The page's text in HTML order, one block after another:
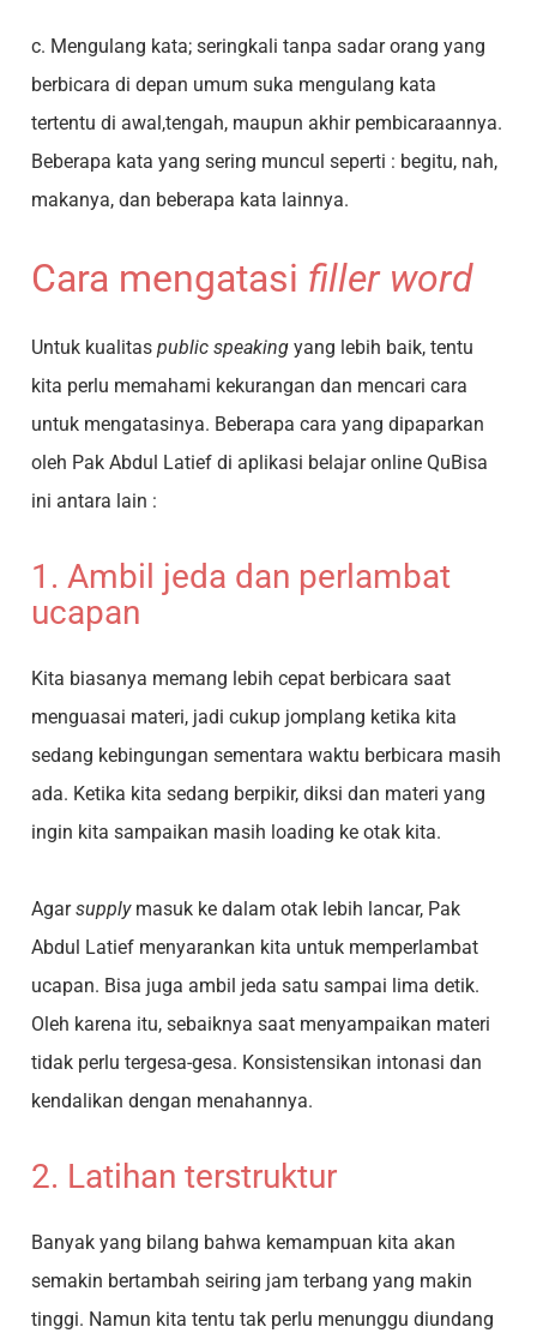
c. Mengulang kata; seringkali tanpa sadar orang yang
berbicara di depan umum suka mengulang kata
tertentu di awal,tengah, maupun akhir pembicaraannya.
Beberapa kata yang sering muncul seperti : begitu, nah,
makanya, dan beberapa kata lainnya.
Cara mengatasi filler word
Untuk kualitaspublic speaking yang lebih baik, tentu
kita perlu memahami kekurangan dan mencari cara
untuk mengatasinya. Beberapa cara yang dipaparkan
oleh Pak Abdul Latief di aplikasi belajar online QuBisa
ini antara lain :
1. Ambil jeda dan perlambat
ucapan
Kita biasanya memang lebih cepat berbicara saat
menguasai materi, jadi cukup jomplang ketika kita
sedang kebingungan sementara waktu berbicara masih
ada. Ketika kita sedang berpikir, diksi dan materi yang
ingin kita sampaikan masih loading ke otak kita.
Agarsupply masuk ke dalam otak lebih lancar, Pak
Abdul Latief menyarankan kita untuk memperlambat
ucapan. Bisa juga ambil jeda satu sampai lima detik.
Oleh karena itu, sebaiknya saat menyampaikan materi
tidak perlu tergesa-gesa. Konsistensikan intonasi dan
kendalikan dengan menahannya.
2. Latihan terstruktur
Banyak yang bilang bahwa kemampuan kita akan
semakin bertambah seiring jam terbang yang makin
tinggi. Namun kita tentu tak perlu menunggu diundang